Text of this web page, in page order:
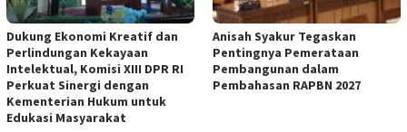
Dukung Ekonomi Kreatif dan
Perlindungan Kekayaan
Intelektual, Komisi XIII DPR RI
Perkuat Sinergi dengan
Kementerian Hukum untuk
Edukasi Masyarakat
Anisah Syakur Tegaskan
Pentingnya Pemerataan
Pembangunan dalam
Pembahasan RAPBN 2027